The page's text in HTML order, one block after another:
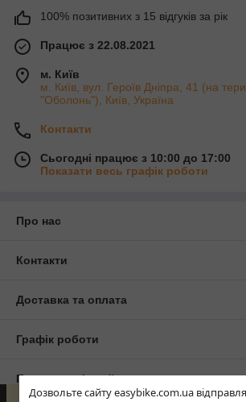
Дозвольте сайту easybike.com.ua
100% позитивних з 15 відгуків за рік
Працює з 22.08.2021
м. Київ
м. Київ, вул. Героїв Дніпра, 41 (на
"Оболонь"), Київ, Україна
Контакти
Сьогодні працює з 10:00 до 17:00
Показати весь графік роботи
Про нас
Контакти
Доставка та оплата
Графік роботи
Повна версія сайту
Вітаємо в нашому веломагазині! Ваше